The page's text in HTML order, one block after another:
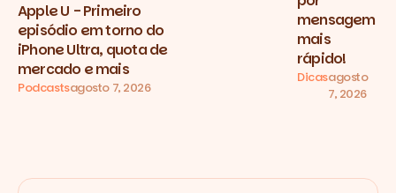
Apple U - Primeiro
episódio em torno do
iPhone Ultra, quota de
mercado e mais
Podcastsagosto 7, 2026
mensagem
mais
rápido!
Dicasagosto
7, 2026